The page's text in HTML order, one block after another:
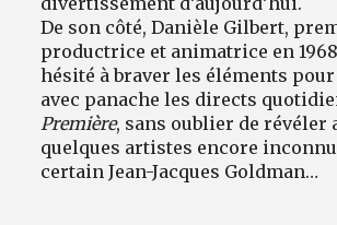
De son côté, Danièle Gilbert,
productrice et animatrice en
hésité à braver les éléments
avec panache les directs
Première, sans oublier de révéler
quelques artistes encore
certain Jean-Jacques Goldman…